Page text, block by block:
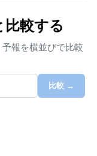
較する
報を横並びで比較
比較 →